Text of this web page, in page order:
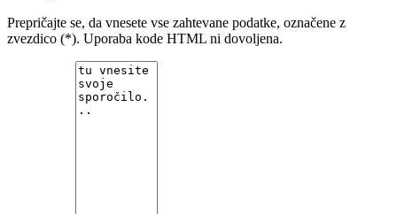
Prepričajte se, da vnesete vse zahtevane podatke, označene z
zvezdico (*). Uporaba kode HTML ni dovoljena.